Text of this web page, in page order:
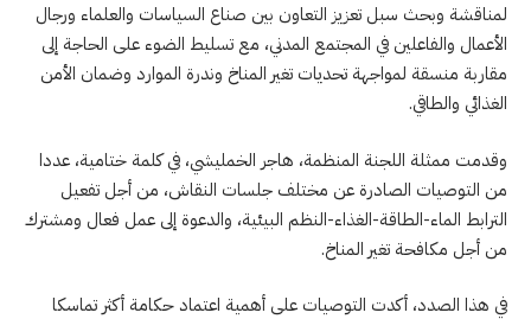
لمناقشة وبحث سبل تعزيز التعاون بين صناع السياسات والعلماء ورجال
الأعمال والفاعلين في المجتمع المدني، مع تسليط الضوء على الحاجة إلى
مقاربة منسقة لمواجهة تحديات تغير المناخ وندرة الموارد وضمان الأمن
الغذائي والطاقي.
وقدمت ممثلة اللجنة المنظمة، هاجر الخمليشي، في كلمة ختامية، عددا
من التوصيات الصادرة عن مختلف جلسات النقاش، من أجل تفعيل
الترابط الماء-الطاقة-الغذاء-النظم البيئية، والدعوة إلى عمل فعال ومشترك
من أجل مكافحة تغير المناخ.
في هذا الصدد، أكدت التوصيات على أهمية اعتماد حكامة أكثر تماسكا